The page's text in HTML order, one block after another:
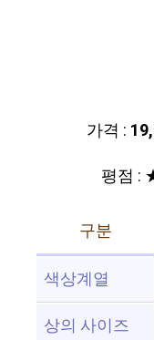
가격 :
평점 :
구분
색상계열
상의 사이즈